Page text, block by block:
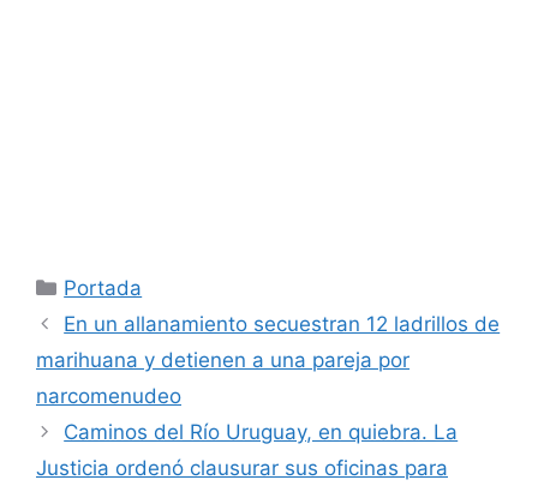
Categorías
Portada
En un allanamiento secuestran 12 ladrillos de
marihuana y detienen a una pareja por
narcomenudeo
Caminos del Río Uruguay, en quiebra. La
Justicia ordenó clausurar sus oficinas para